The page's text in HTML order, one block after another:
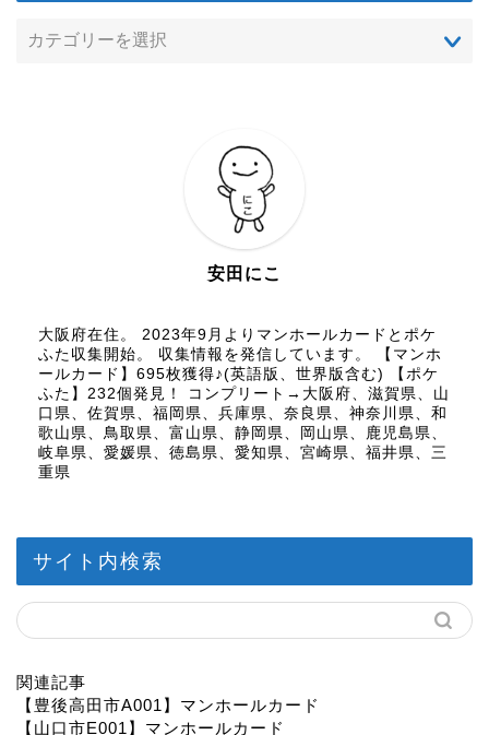
安田にこ
大阪府在住。 2023年9月よりマンホールカードとポケ
ふた収集開始。 収集情報を発信しています。 【マンホ
ールカード】695枚獲得♪(英語版、世界版含む) 【ポケ
ふた】232個発見！ コンプリート→大阪府、滋賀県、山
口県、佐賀県、福岡県、兵庫県、奈良県、神奈川県、和
歌山県、鳥取県、富山県、静岡県、岡山県、鹿児島県、
岐阜県、愛媛県、徳島県、愛知県、宮崎県、福井県、三
重県
サイト内検索
関連記事
【豊後高田市A001】マンホールカード
【山口市E001】マンホールカード